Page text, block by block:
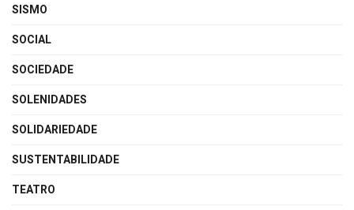
SISMO
SOCIAL
SOCIEDADE
SOLENIDADES
SOLIDARIEDADE
SUSTENTABILIDADE
TEATRO